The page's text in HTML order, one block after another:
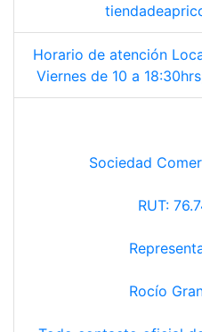
Horario de atención
Viernes de 10 a
Sociedad
RUT:
Rocío